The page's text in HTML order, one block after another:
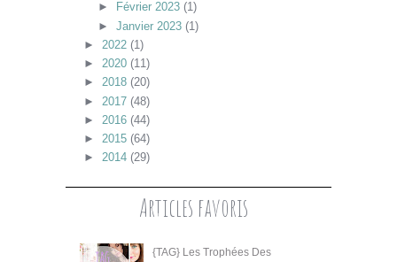
►
Février 2023 (1)
► Janvier 2023 (1)
► 2022 (1)
► 2020 (11)
► 2018 (20)
► 2017 (48)
► 2016 (44)
► 2015 (64)
► 2014 (29)
Articles favoris
{TAG} Les Trophées Des